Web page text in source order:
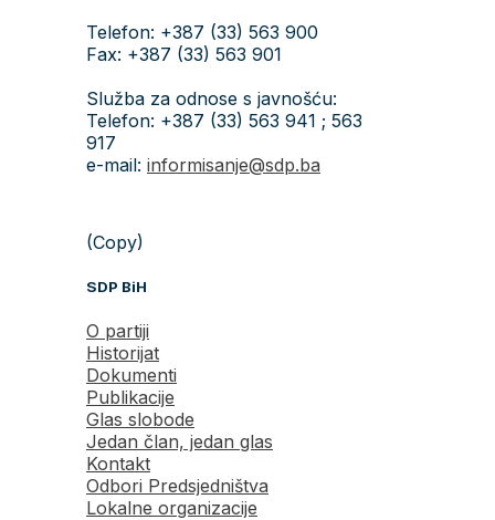
Telefon: +387 (33) 563 900
Fax: +387 (33) 563 901
Služba za odnose s javnošću:
Telefon: +387 (33) 563 941 ; 563
917
e-mail: informisanje@sdp.ba
(Copy)
SDP BiH
O partiji
Historijat
Dokumenti
Publikacije
Glas slobode
Jedan član, jedan glas
Kontakt
Odbori Predsjedništva
Lokalne organizacije